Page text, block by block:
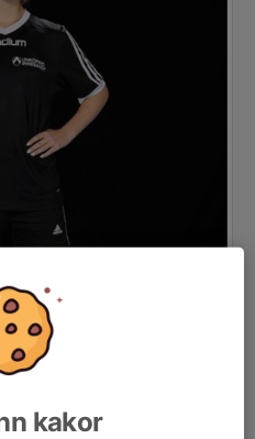
kakor